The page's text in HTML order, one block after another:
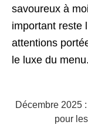
savoureux à
important reste
attentions
le luxe du menu.
Décembre 2025
pour